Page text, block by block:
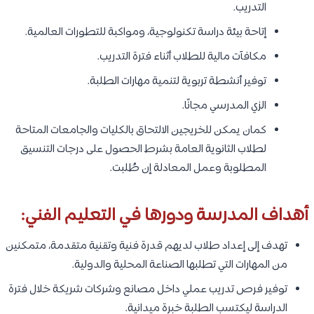
التدريب.
إتاحة بيئة دراسة تكنولوجية، ومواكبة للتطورات العالمية.
مكافآت مالية للطلاب أثناء فترة التدريب.
توفير أنشطة تربوية لتنمية مهارات الطلبة.
الزي المدرسي مجانًا.
كمان يمكن للخريجين الالتحاق بالكليات والجامعات المتاحة
لطلاب الثانوية العامة بشرط الحصول على درجات التنسيق
المطلوبة وعمل المعادلة إن طُلبت.
أهداف المدرسة ودورها في التعليم الفني:
تهدف إلى إعداد طلاب لديهم قدرة فنية وتقنية متقدمة، متمكنين
من المهارات التي تطلبها الصناعة المحلية والدولية.
توفير فرص تدريب عملي داخل مصانع وشركات شريكة خلال فترة
الدراسة ليكتسب الطلبة خبرة ميدانية.